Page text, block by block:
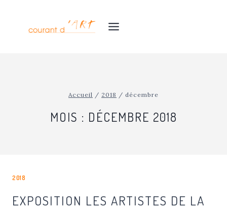
contenu
Accueil / 2018 / décembre
MOIS : DÉCEMBRE 2018
2018
EXPOSITION LES ARTISTES DE LA